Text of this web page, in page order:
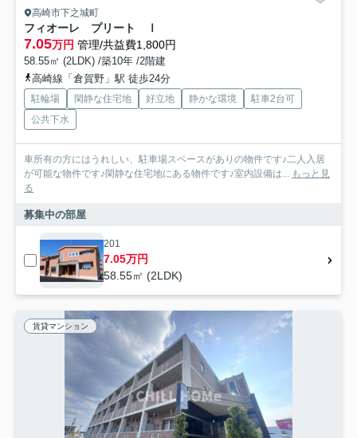
高崎市下之城町
フィオーレ プリート Ⅰ
7.05万円 管理/共益費1,800円
58.55㎡ (2LDK) /築10年 /2階建
高崎線「倉賀野」駅 徒歩24分
駐輪場 閑静な住宅地 好立地 静かな環境
駐車2台可
公共下水
車所有の方にはうれしい、駐車場スペースがありの物件です♪二人入居
が可能な物件です♪閑静な住宅地にある物件です♪室内設備は... もっと見
る
募集中の部屋
201
7.05万円
58.55㎡ (2LDK)
賃貸マンション